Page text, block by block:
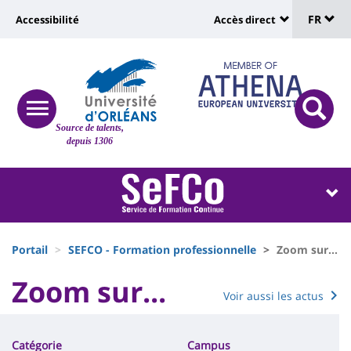
Site
Source de talents,
depuis 1306
Recherche
responsive
menu
button
Université
vers
page
accessibilité
Accessibilité
:
Shortcut
links
Accès direct
de
FR
Block
liste
des
composantes
d'Ariane
Portail SEFCO - Formation professionnelle Zoom sur...
University
Main
Titre
de
Zoom sur... Voir aussi les actus
Catégorie Campus